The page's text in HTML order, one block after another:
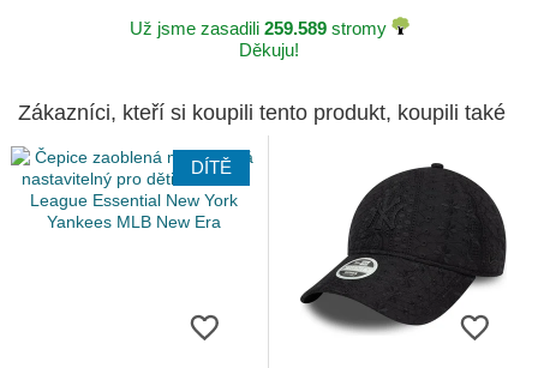
Už jsme zasadili 259.589stromy
Děkuju!
Zákazníci, kteří si koupili tento produkt, koupili také
DÍTĚ